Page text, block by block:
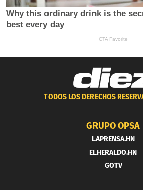
TODOS LOS DERECHOS
GRUPO OPSA
LAPRENSA.HN
ELHERALDO.HN
GOTV